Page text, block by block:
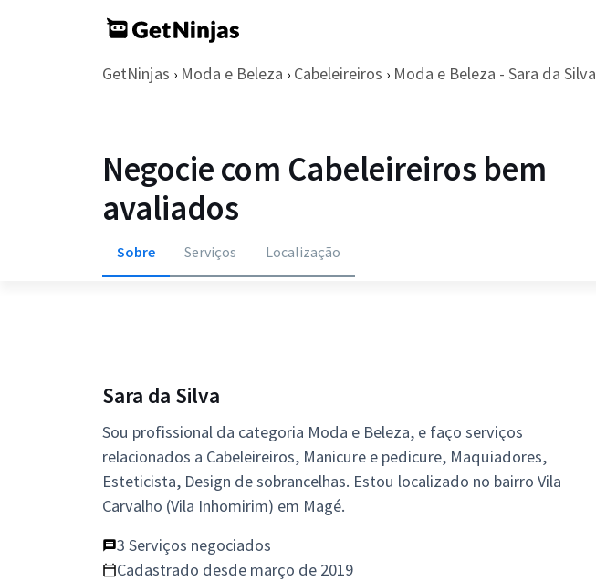
GetNinjas › Moda e Beleza › Cabeleireiros › Moda e Beleza - Sara da Silva
Negocie com Cabeleireiros bem
avaliados
Sobre Serviços Localização
Sara da Silva
Sou profissional da categoria Moda e Beleza, e faço serviços
relacionados a Cabeleireiros, Manicure e pedicure, Maquiadores,
Esteticista, Design de sobrancelhas. Estou localizado no bairro Vila
Carvalho (Vila Inhomirim) em Magé.
3 Serviços negociados
Cadastrado desde março de 2019